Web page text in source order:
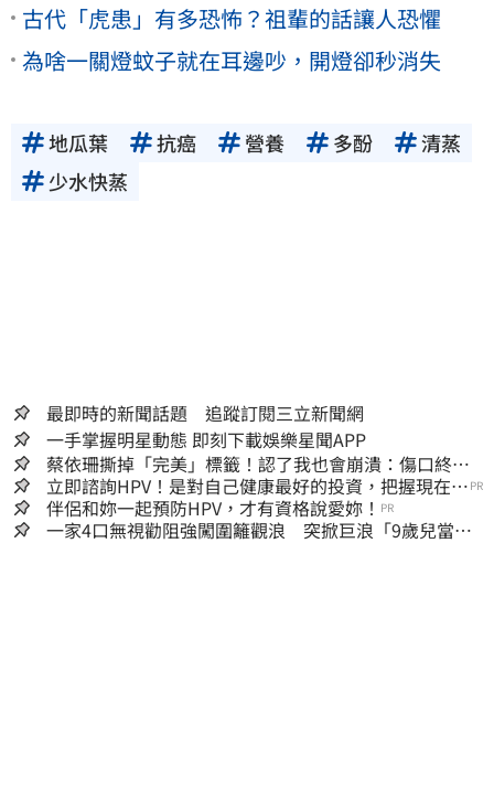
古代「虎患」有多恐怖？祖輩的話讓人恐懼
為啥一關燈蚊子就在耳邊吵，開燈卻秒消失
地瓜葉 抗癌 營養 多酚
清蒸
少水快蒸
最即時的新聞話題 追蹤訂閱三立新聞網
一手掌握明星動態 即刻下載娛樂星聞APP
蔡依珊撕掉「完美」標籤！認了我也會崩潰：傷口終究
會癒合
立即諮詢HPV！是對自己健康最好的投資，把握現在不
嫌晚！
PR
伴侶和妳一起預防HPV，才有資格說愛妳！ PR
一家4口無視勸阻強闖圍籬觀浪 突掀巨浪「9歲兒當場